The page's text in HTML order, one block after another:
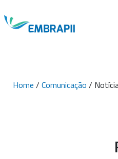
Home / Comunicação /